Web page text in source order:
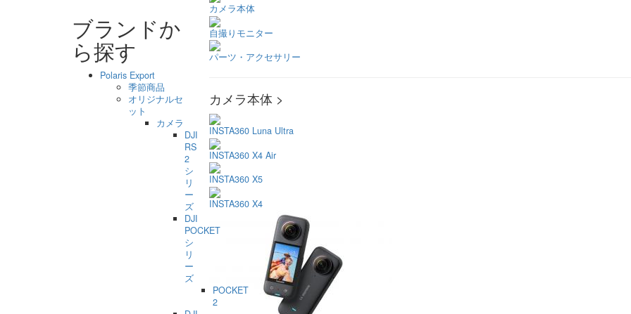
カメラ本体
自撮りモニター
パーツ・アクセサリー
カメラ本体 >
INSTA360 Luna Ultra
INSTA360 X4 Air
INSTA360 X5
INSTA360 X4
ブランドか
ら探す
Polaris Export
季節商品
オリジナルセ
ット
カメラ
DJI
RS
2
シ
リ
ー
ズ
DJI
POCKET
シ
リ
ー
ズ
POCKET
2